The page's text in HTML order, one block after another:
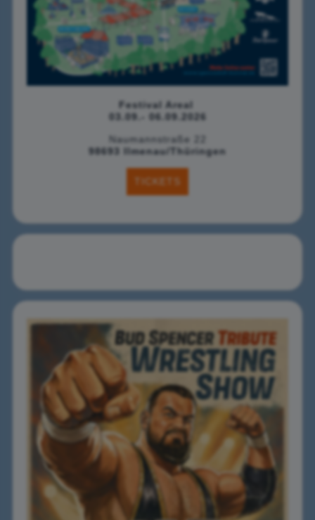
Festival Areal
03.09.- 06.09.2026
Naumannstraße 22
98693 Ilmenau/Thüringen
TICKETS